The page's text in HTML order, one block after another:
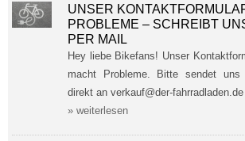
UNSER
PROBLEME – SCHREIBT
PER MAIL
Hey liebe Bikefans! Unser
macht Probleme. Bitte sendet
direkt an verkauf@der-fahrradladen.de
» weiterlesen